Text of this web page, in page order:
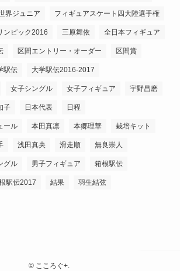
界ジュニア フィギュアスケート四大陸選手権
ンピック2016 三原舞依 全日本フィギュア
区間エントリー・オーダー 区間賞
駅伝 大学駅伝2016-2017
女子シングル 女子フィギュア 宇野昌磨
子 日本代表 日程
ール 本田真凛 本郷理華 栽培キット
浅田真央 滑走順 無良崇人
グル 男子フィギュア 箱根駅伝
駅伝2017 結果 羽生結弦
© こころぐ+.